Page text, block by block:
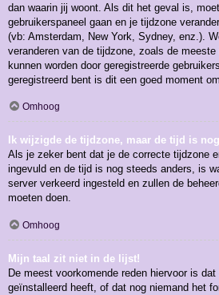
dan waarin jij woont. Als dit het geval is,
gebruikerspaneel gaan en je tijdzone
(vb: Amsterdam, New York, Sydney, enz.).
veranderen van de tijdzone, zoals de
kunnen worden door geregistreerde
geregistreerd bent is dit een goed moment
Omhoog
Ik wijzigde de tijdzone, maar de tijd is
Als je zeker bent dat je de correcte tijdzone
ingevuld en de tijd is nog steeds anders, is
server verkeerd ingesteld en zullen de
moeten doen.
Omhoog
Mijn taal zit niet in de lijst!
De meest voorkomende reden hiervoor is
geïnstalleerd heeft, of dat nog niemand het